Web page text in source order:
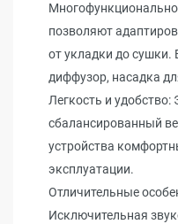
позволяют
от укладки до сушки.
диффузор, насадка
Легкость и
сбалансированный
устройства
эксплуатации.
Отличительные
Исключительная